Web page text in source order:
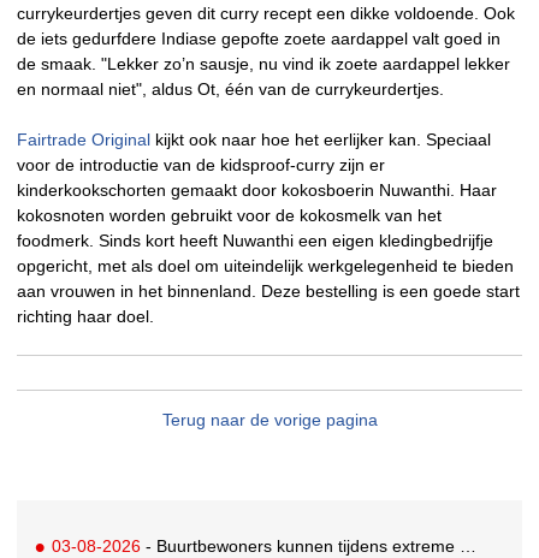
currykeurdertjes geven dit curry recept een dikke voldoende. Ook
de iets gedurfdere Indiase gepofte zoete aardappel valt goed in
de smaak. "Lekker zo’n sausje, nu vind ik zoete aardappel lekker
en normaal niet", aldus Ot, één van de currykeurdertjes.
Fairtrade Original kijkt ook naar hoe het eerlijker kan. Speciaal
voor de introductie van de kidsproof-curry zijn er
kinderkookschorten gemaakt door kokosboerin Nuwanthi. Haar
kokosnoten worden gebruikt voor de kokosmelk van het
foodmerk. Sinds kort heeft Nuwanthi een eigen kledingbedrijfje
opgericht, met als doel om uiteindelijk werkgelegenheid te bieden
aan vrouwen in het binnenland. Deze bestelling is een goede start
richting haar doel.
Terug naar de vorige pagina
03-08-2026 - Buurtbewoners kunnen tijdens extreme hitte terecht bij The Social Hub